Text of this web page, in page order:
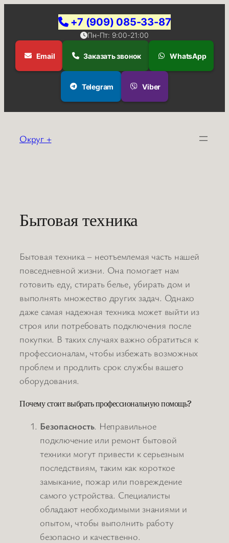
+7 (909) 085-33-87
Пн-Пт: 9:00-21:00
Email Заказать звонок WhatsApp
Telegram Viber
содержимому
Округ +
Бытовая техника
Бытовая техника – неотъемлемая часть нашей
повседневной жизни. Она помогает нам
готовить еду, стирать белье, убирать дом и
выполнять множество других задач. Однако
даже самая надежная техника может выйти из
строя или потребовать подключения после
покупки. В таких случаях важно обратиться к
профессионалам, чтобы избежать возможных
проблем и продлить срок службы вашего
оборудования.
Почему стоит выбрать профессиональную помощь?
Безопасность. Неправильное
подключение или ремонт бытовой
техники могут привести к серьезным
последствиям, таким как короткое
замыкание, пожар или повреждение
самого устройства. Специалисты
обладают необходимыми знаниями и
опытом, чтобы выполнить работу
безопасно и качественно.